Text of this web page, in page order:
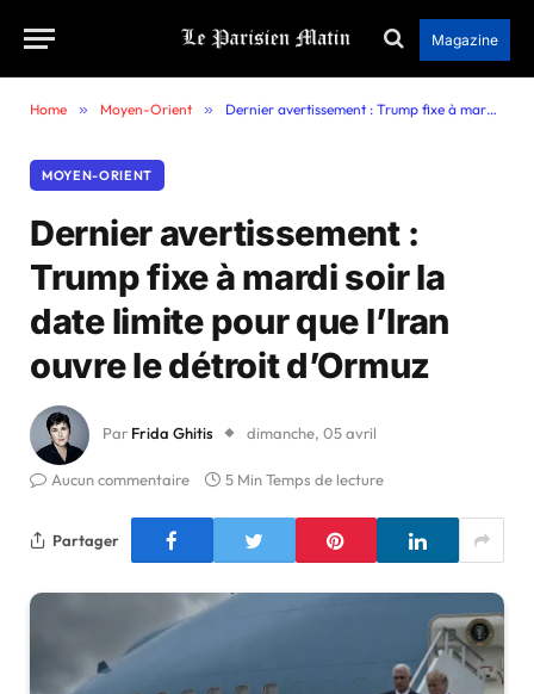
Magazine
Home » Moyen-Orient » Dernier avertissement : Trump fixe à mardi soir la date limite pour que l’Iran ouvre le détroit d’Ormuz
MOYEN-ORIENT
Dernier avertissement :
Trump fixe à mardi soir la
date limite pour que l’Iran
ouvre le détroit d’Ormuz
Par Frida Ghitis dimanche, 05 avril
Aucun commentaire 5 Min Temps de lecture
Partager